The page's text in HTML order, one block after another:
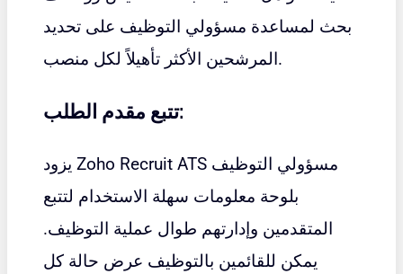
بحث لمساعدة مسؤولي التوظيف على تحديد
المرشحين الأكثر تأهيلاً لكل منصب.
تتبع مقدم الطلب:
يزود Zoho Recruit ATS مسؤولي التوظيف
بلوحة معلومات سهلة الاستخدام لتتبع
المتقدمين وإدارتهم طوال عملية التوظيف.
يمكن للقائمين بالتوظيف عرض حالة كل